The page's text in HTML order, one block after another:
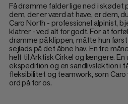
Få drømme falder lige ned i skødet
dem, der er værd at have, er dem,
Caro North - professionel alpinist,
klatrer - ved alt for godt. For at
drømme på klippen, måtte hun
sejlads på det åbne hav. En tre
helt til Arktisk Cirkel og længere. En
ekspedition og en sandlivslektion i
fleksibilitet og teamwork, som Caro
ord på for os.